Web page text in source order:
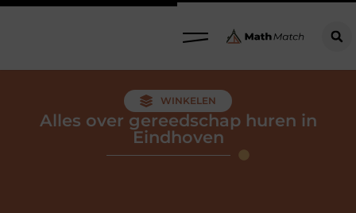
WINKELEN
Alles over gereedschap huren in
Eindhoven